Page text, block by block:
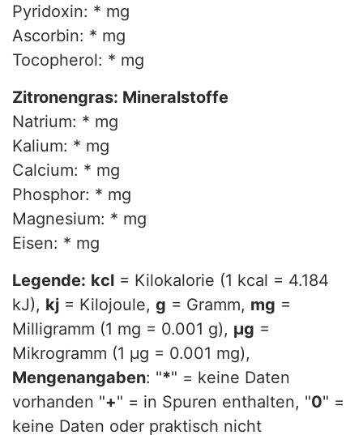
Pyridoxin: * mg
Ascorbin: * mg
Tocopherol: * mg
Zitronengras: Mineralstoffe
Natrium: * mg
Kalium: * mg
Calcium: * mg
Phosphor: * mg
Magnesium: * mg
Eisen: * mg
Legende: kcl = Kilokalorie (1 kcal = 4.184
kJ), kj = Kilojoule, g = Gramm, mg =
Milligramm (1 mg = 0.001 g), µg =
Mikrogramm (1 µg = 0.001 mg),
Mengenangaben: "*" = keine Daten
vorhanden "+" = in Spuren enthalten, "0" =
keine Daten oder praktisch nicht